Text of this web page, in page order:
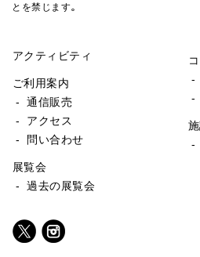
とを禁じます。
アクティビティ
ご利用案内
- 通信販売
- アクセス
- 問い合わせ
展覧会
- 過去の展覧会
-
-
-